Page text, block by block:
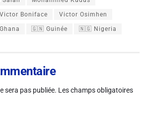
Victor Boniface Victor Osimhen
🇬🇳 Guinée 🇳🇬 Nigeria
sera pas publiée. Les champs obligatoires